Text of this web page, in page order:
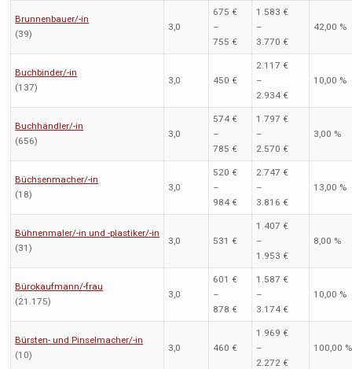
Brunnenbauer/-in
(39)
3,0
675 €
–
755 €
1.583 €
–
3.770 €
42,00 %
Buchbinder/-in
(137)
3,0 450 €
2.117 €
–
2.934 €
10,00 %
Buchhändler/-in
(656)
3,0
574 €
–
785 €
1.797 €
–
2.570 €
3,00 %
Büchsenmacher/-in
(18)
3,0
520 €
–
984 €
2.747 €
–
3.816 €
13,00 %
Bühnenmaler/-in und -plastiker/-in
(31)
3,0 531 €
1.407 €
–
1.953 €
8,00 %
Bürokaufmann/-frau
(21.175)
3,0
601 €
–
878 €
1.587 €
–
3.174 €
10,00 %
Bürsten- und Pinselmacher/-in
(10)
3,0 460 €
1.969 €
–
2.272 €
100,00 %